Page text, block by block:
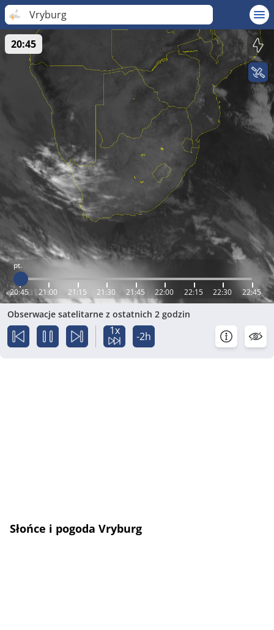
Vryburg
pt.
20:45 21:00 21:15 21:30 21:45 22:00 22:15 22:30 22:45
20:45
Obserwacje satelitarne z ostatnich 2 godzin
1x -2h
Słońce i pogoda Vryburg